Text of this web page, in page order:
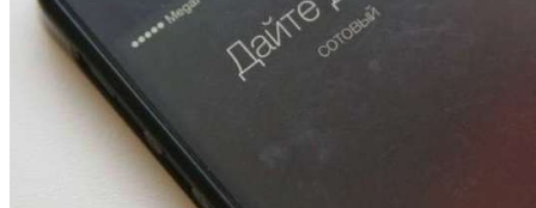
18:39
В Красноармейском районе Волгограда стартует
конкурс на ремонт моста через Волго‑Донской
судоходный канал